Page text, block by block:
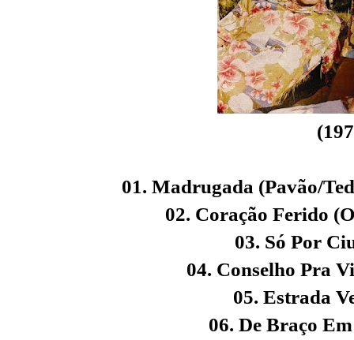
01. Madrugada (Pavão/
02. Coração Ferido
03. Só Por
04. Conselho Pra
05. Estrada
06. De Braço